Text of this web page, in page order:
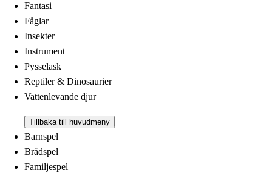
Fantasi
Fåglar
Insekter
Instrument
Pysselask
Reptiler & Dinosaurier
Vattenlevande djur
Tillbaka till huvudmeny
Barnspel
Brädspel
Familjespel